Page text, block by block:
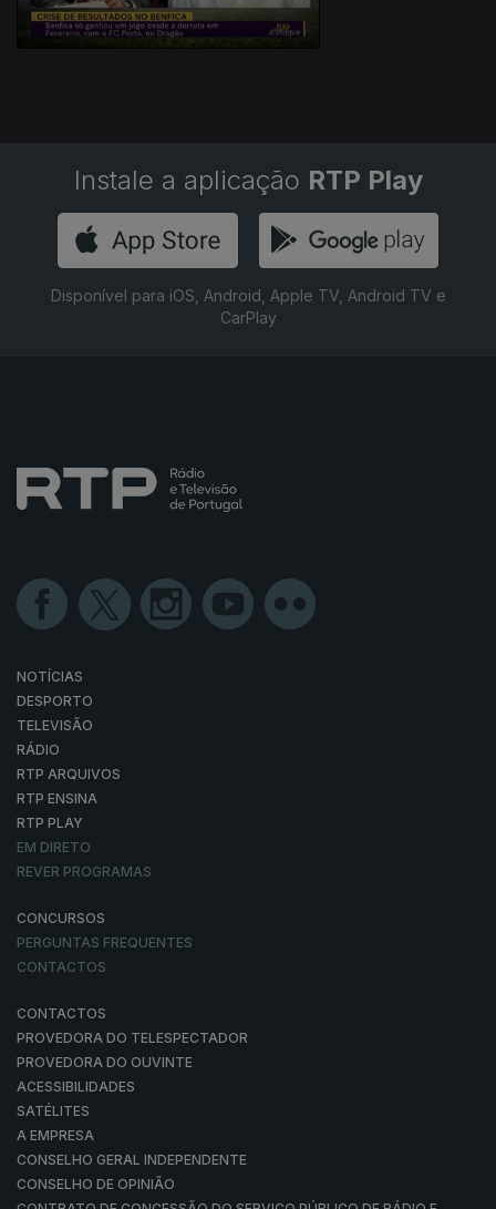
Instale a aplicação RTP Play
Disponível para iOS, Android, Apple TV, Android TV e
CarPlay
NOTÍCIAS
DESPORTO
TELEVISÃO
RÁDIO
RTP ARQUIVOS
RTP ENSINA
RTP PLAY
EM DIRETO
REVER PROGRAMAS
CONCURSOS
PERGUNTAS FREQUENTES
CONTACTOS
CONTACTOS
PROVEDORA DO TELESPECTADOR
PROVEDORA DO OUVINTE
ACESSIBILIDADES
SATÉLITES
A EMPRESA
CONSELHO GERAL INDEPENDENTE
CONSELHO DE OPINIÃO